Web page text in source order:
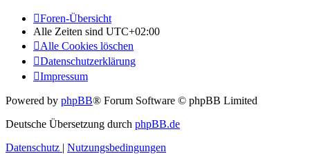
Foren-Übersicht
Alle Zeiten sind UTC+02:00
Alle Cookies löschen
Datenschutzerklärung
Impressum
Powered by phpBB® Forum Software © phpBB Limited
Deutsche Übersetzung durch phpBB.de
Datenschutz | Nutzungsbedingungen